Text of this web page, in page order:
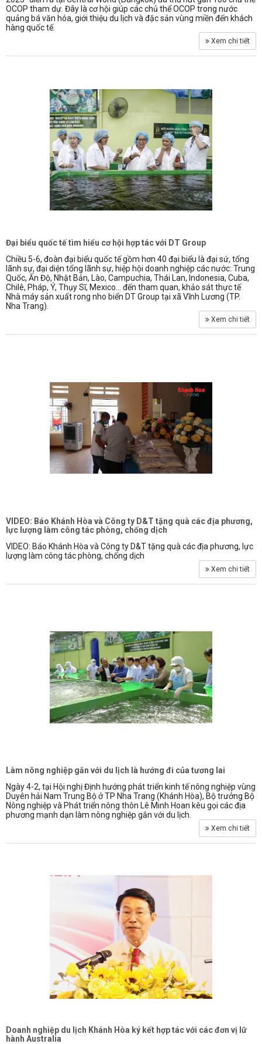
OCOP tham dự. Đây là cơ hội giúp các chủ thể OCOP trong nước
quảng bá văn hóa, giới thiệu du lịch và đặc sản vùng miền đến khách
hàng quốc tế.
Xem chi tiết
Đại biểu quốc tế tìm hiểu cơ hội hợp tác với DT Group
Chiều 5-6, đoàn đại biểu quốc tế gồm hơn 40 đại biểu là đại sứ, tổng
lãnh sự, đại diện tổng lãnh sự, hiệp hội doanh nghiệp các nước: Trung
Quốc, Ấn Độ, Nhật Bản, Lào, Campuchia, Thái Lan, Indonesia, Cuba,
Chilê, Pháp, Ý, Thụy Sĩ, Mexico… đến tham quan, khảo sát thực tế
Nhà máy sản xuất rong nho biển DT Group tại xã Vĩnh Lương (TP.
Nha Trang).
Xem chi tiết
VIDEO: Báo Khánh Hòa và Công ty D&T tặng quà các địa phương,
lực lượng làm công tác phòng, chống dịch
VIDEO: Báo Khánh Hòa và Công ty D&T tặng quà các địa phương, lực
lượng làm công tác phòng, chống dịch
Xem chi tiết
Làm nông nghiệp gắn với du lịch là hướng đi của tương lai
Ngày 4-2, tại Hội nghị Định hướng phát triển kinh tế nông nghiệp vùng
Duyên hải Nam Trung Bộ ở TP Nha Trang (Khánh Hòa), Bộ trưởng Bộ
Nông nghiệp và Phát triển nông thôn Lê Minh Hoan kêu gọi các địa
phương mạnh dạn làm nông nghiệp gắn với du lịch.
Xem chi tiết
Doanh nghiệp du lịch Khánh Hòa ký kết hợp tác với các đơn vị lữ
hành Australia